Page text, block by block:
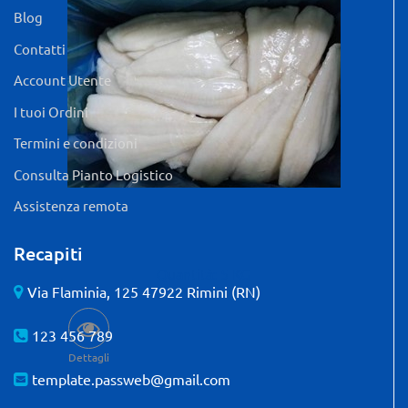
Dettagli
Blog
Contatti
Account Utente
I tuoi Ordini
Termini e condizioni
Consulta Pianto Logistico
Assistenza remota
Recapiti
Via Flaminia, 125 47922 Rimini (RN)
123 456 789
template.passweb@gmail.com